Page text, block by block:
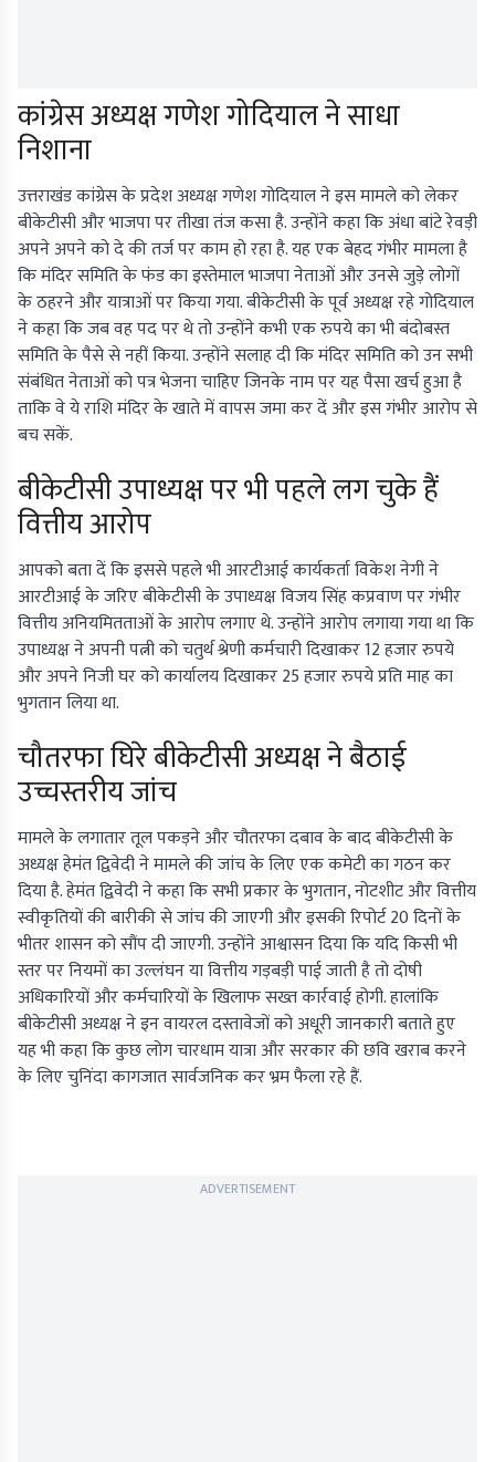
कांग्रेस अध्यक्ष गणेश गोदियाल ने साधा
निशाना
उत्तराखंड कांग्रेस के प्रदेश अध्यक्ष गणेश गोदियाल ने इस मामले को लेकर
बीकेटीसी और भाजपा पर तीखा तंज कसा है. उन्होंने कहा कि अंधा बांटे रेवड़ी
अपने अपने को दे की तर्ज पर काम हो रहा है. यह एक बेहद गंभीर मामला है
कि मंदिर समिति के फंड का इस्तेमाल भाजपा नेताओं और उनसे जुड़े लोगों
के ठहरने और यात्राओं पर किया गया. बीकेटीसी के पूर्व अध्यक्ष रहे गोदियाल
ने कहा कि जब वह पद पर थे तो उन्होंने कभी एक रुपये का भी बंदोबस्त
समिति के पैसे से नहीं किया. उन्होंने सलाह दी कि मंदिर समिति को उन सभी
संबंधित नेताओं को पत्र भेजना चाहिए जिनके नाम पर यह पैसा खर्च हुआ है
ताकि वे ये राशि मंदिर के खाते में वापस जमा कर दें और इस गंभीर आरोप से
बच सकें.
बीकेटीसी उपाध्यक्ष पर भी पहले लग चुके हैं
वित्तीय आरोप
आपको बता दें कि इससे पहले भी आरटीआई कार्यकर्ता विकेश नेगी ने
आरटीआई के जरिए बीकेटीसी के उपाध्यक्ष विजय सिंह कप्रवाण पर गंभीर
वित्तीय अनियमितताओं के आरोप लगाए थे. उन्होंने आरोप लगाया गया था कि
उपाध्यक्ष ने अपनी पत्नी को चतुर्थ श्रेणी कर्मचारी दिखाकर 12 हजार रुपये
और अपने निजी घर को कार्यालय दिखाकर 25 हजार रुपये प्रति माह का
भुगतान लिया था.
चौतरफा घिरे बीकेटीसी अध्यक्ष ने बैठाई
उच्चस्तरीय जांच
मामले के लगातार तूल पकड़ने और चौतरफा दबाव के बाद बीकेटीसी के
अध्यक्ष हेमंत द्विवेदी ने मामले की जांच के लिए एक कमेटी का गठन कर
दिया है. हेमंत द्विवेदी ने कहा कि सभी प्रकार के भुगतान, नोटशीट और वित्तीय
स्वीकृतियों की बारीकी से जांच की जाएगी और इसकी रिपोर्ट 20 दिनों के
भीतर शासन को सौंप दी जाएगी. उन्होंने आश्वासन दिया कि यदि किसी भी
स्तर पर नियमों का उल्लंघन या वित्तीय गड़बड़ी पाई जाती है तो दोषी
अधिकारियों और कर्मचारियों के खिलाफ सख्त कार्रवाई होगी. हालांकि
बीकेटीसी अध्यक्ष ने इन वायरल दस्तावेजों को अधूरी जानकारी बताते हुए
यह भी कहा कि कुछ लोग चारधाम यात्रा और सरकार की छवि खराब करने
के लिए चुनिंदा कागजात सार्वजनिक कर भ्रम फैला रहे हैं.
ADVERTISEMENT